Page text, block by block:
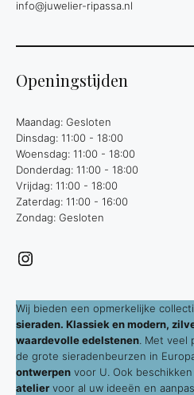
info@juwelier-ripassa.nl
Openingstijden
Maandag: Gesloten
Dinsdag: 11:00 - 18:00
Woensdag: 11:00 - 18:00
Donderdag: 11:00 - 18:00
Vrijdag: 11:00 - 18:00
Zaterdag: 11:00 - 16:00
Zondag: Gesloten
Instagram
Wij bieden een opmerkelijke
sieraden. Klassiek en modern,
waardevolle edelstenen . Met
de grote sieradenbeurzen in
ontwerpen voor U. Ook
atelier voor al uw ideeën en